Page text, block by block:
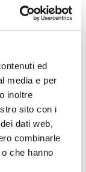
ed
media e per
inoltre
sito con i
dati web,
combinarle
che hanno